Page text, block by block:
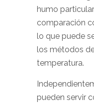
humo
comparación
lo que puede
los métodos
temperatura.
pueden servir